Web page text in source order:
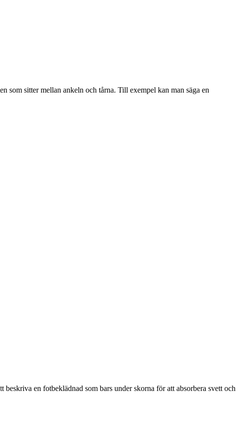
som sitter mellan ankeln och tårna. Till exempel kan man säga en
en fotbeklädnad som bars under skorna för att absorbera svett och